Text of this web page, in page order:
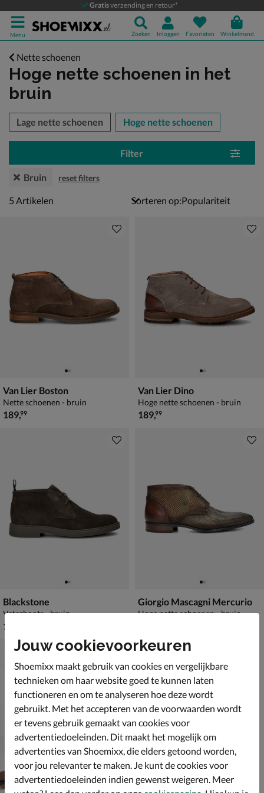
Gratisverzending en retour*
Menu Zoeken Inloggen Favorieten Winkelmand
Nette schoenen
Hoge nette schoenen in het
bruin
over
Lage nette schoenen Hoge nette schoenen
Filter
Bruin reset filters
5 artikelen
5 Artikelen Sorteren op:
Van Lier Boston
Nette schoenen - bruin
€ 189,99
189,99
Van Lier Dino
Hoge nette schoenen - bruin
€ 189,99
189,99
Blackstone
Veterboots - bruin
€ 159,99
159
Giorgio Mascagni Mercurio
Hoge nette schoenen - bruin
Jouw cookievoorkeuren
Shoemixx maakt gebruik van cookies en vergelijkbare
technieken om haar website goed te kunnen laten
functioneren en om te analyseren hoe deze wordt
gebruikt. Met het accepteren van de voorwaarden wordt
er tevens gebruik gemaakt van cookies voor
advertentiedoeleinden. Dit maakt het mogelijk om
advertenties van Shoemixx, die elders getoond worden,
voor jou relevanter te maken. Je kunt de cookies voor
advertentiedoeleinden indien gewenst weigeren. Meer